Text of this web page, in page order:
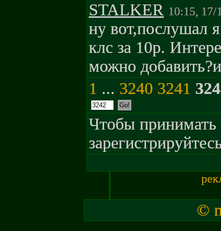
STALKER 10:15, 17/
ну вот,послушал
клс за 10р.
можно
1 ... 3240 3241
Чтобы принимать
©